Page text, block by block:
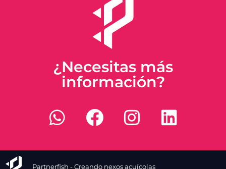
¿Necesitas más
información?
Partnerfish - Creando nexos acuícolas